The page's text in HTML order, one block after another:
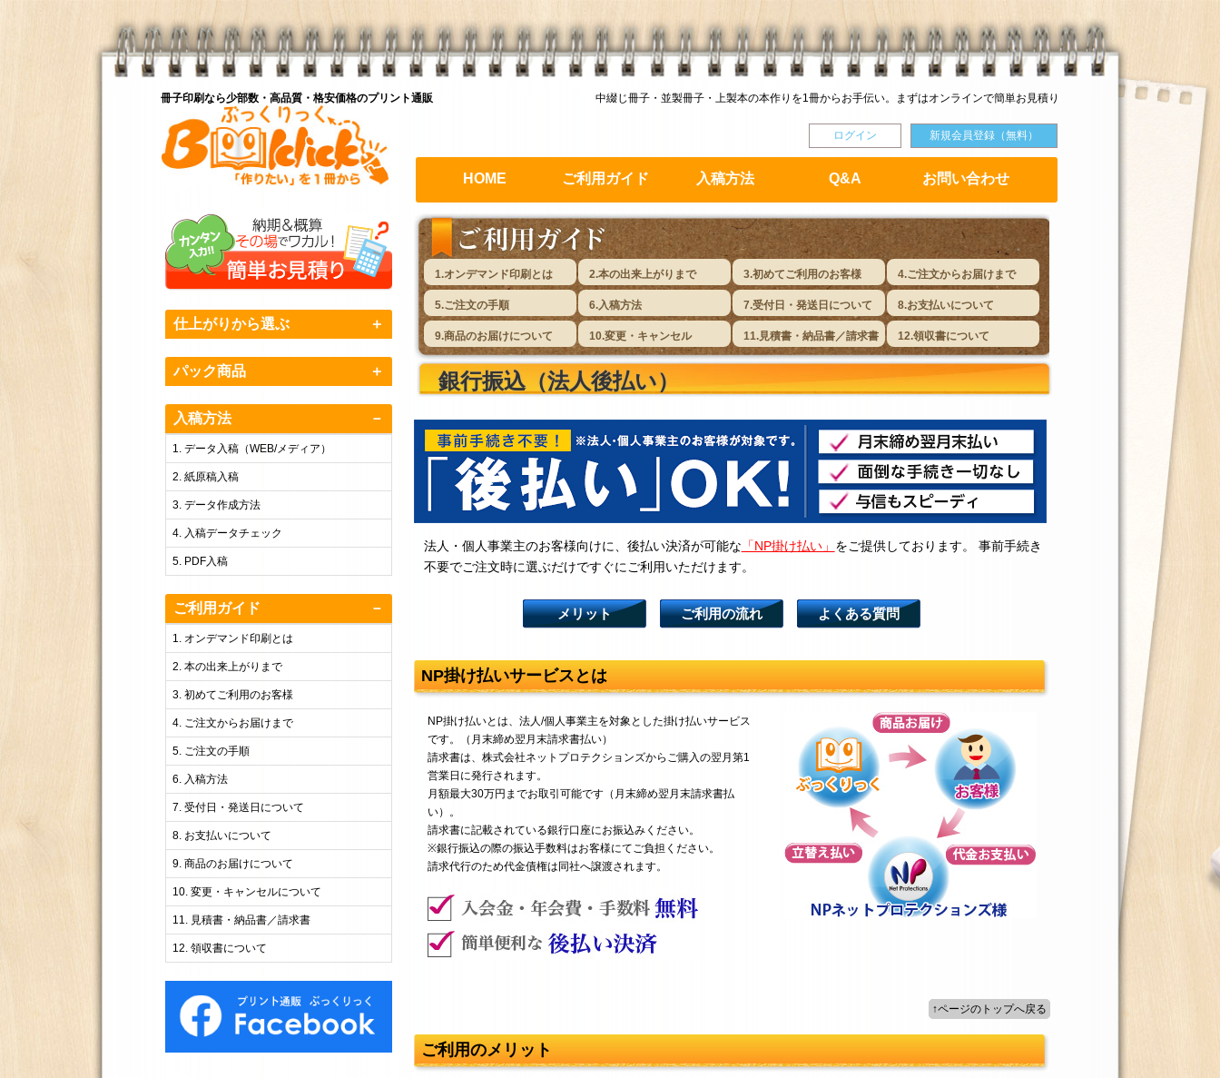
冊子印刷なら少部数・高品質・格安価格のプリント通販 中綴じ冊子・並製冊子・上製本の本作りを1冊からお手伝い。まずはオンラインで簡単お見積り
新規会員登録（無料）
ログイン
HOME ご利用ガイド 入稿方法 Q&A お問い合わせ
仕上がりから選ぶ ＋
パック商品 ＋
入稿方法 －
データ入稿（WEB/メディア）
紙原稿入稿
データ作成方法
入稿データチェック
PDF入稿
ご利用ガイド －
オンデマンド印刷とは
本の出来上がりまで
初めてご利用のお客様
ご注文からお届けまで
ご注文の手順
入稿方法
受付日・発送日について
お支払いについて
商品のお届けについて
変更・キャンセルについて
見積書・納品書／請求書
領収書について
1.オンデマンド印刷とは 2.本の出来上がりまで 3.初めてご利用のお客様 4.ご注文からお届けまで
5.ご注文の手順 6.入稿方法 7.受付日・発送日について 8.お支払いについて
9.商品のお届けについて 10.変更・キャンセル 11.見積書・納品書／請求書 12.領収書について
銀行振込（法人後払い）
法人・個人事業主のお客様向けに、後払い決済が可能な 「NP掛け払い」 をご提供しております。 事前手続き
不要でご注文時に選ぶだけですぐにご利用いただけます。
メリット ご利用の流れ よくある質問
NP掛け払いサービスとは
NP掛け払いとは、法人/個人事業主を対象とした掛け払いサービス
です。（月末締め翌月末請求書払い）
請求書は、株式会社ネットプロテクションズからご購入の翌月第1
営業日に発行されます。
月額最大30万円までお取引可能です（月末締め翌月末請求書払
い）。
請求書に記載されている銀行口座にお振込みください。
※銀行振込の際の振込手数料はお客様にてご負担ください。
請求代行のため代金債権は同社へ譲渡されます。
↑ページのトップへ戻る
ご利用のメリット